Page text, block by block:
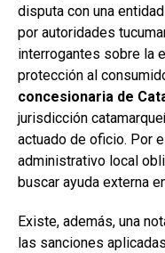
disputa con una
por autoridades
interrogantes sobre la
protección al
concesionaria de
jurisdicción
actuado de oficio. Por
administrativo local
buscar ayuda externa
Existe, además, una
las sanciones